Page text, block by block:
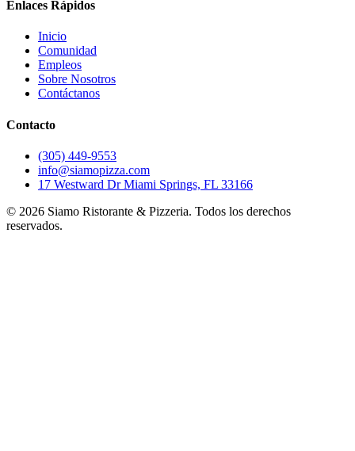
Enlaces Rápidos
Inicio
Comunidad
Empleos
Sobre Nosotros
Contáctanos
Contacto
(305) 449-9553
info@siamopizza.com
17 Westward Dr Miami Springs, FL 33166
© 2026 Siamo Ristorante & Pizzeria. Todos los derechos
reservados.